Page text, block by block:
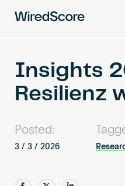
the
global
standard
for
connectivity
and
in
Certifications
Network
Insights
Resilienz
Posted:
3 / 3 / 2026